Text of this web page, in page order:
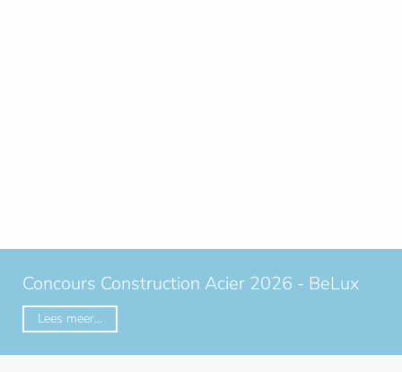
L’acier entre en gare de Fleurus
Lees meer...